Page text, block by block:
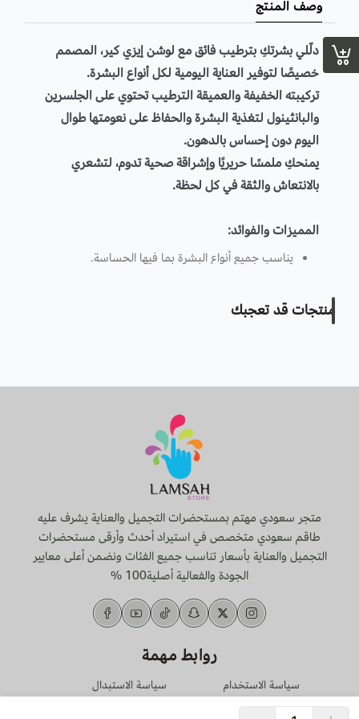
لأفضل النتائج، استخدميه بانتظام صباحًا ومساءً.
وصف المنتج
دلّلي بشرتكِ بترطيب فائق مع لوشن إيزي كير، المصمم
خصيصًا لتوفير العناية اليومية لكل أنواع البشرة.
تركيبته الخفيفة والعميقة الترطيب تحتوي علىالجلسرين
والبانثينول لتغذية البشرة والحفاظ على نعومتها طوال
اليوم دون إحساس بالدهون.
يمنحكِ ملمسًا حريريًا وإشراقة صحية تدوم، لتشعري
بالانتعاش والثقة في كل لحظة.
المميزات والفوائد:
يناسب جميع أنواع البشرة بما فيها الحساسة.
غني بالعناصر المغذية مثل
قوام خفيف سريع الامتصاص لا يترك ملمسًا دهنيًا.
ضعي كمية مناسبة من اللوشن على بشرة نظيفة وجافة،
ودلكي بلطف بحركات دائرية حتى الامتصاص الكامل.
لأفضل النتائج، استخدميه بانتظام صباحًا ومساءً.
منتجات قد تعجبك
متجر سعودي مهتم بمستحضرات التجميل والعناية يشرف عليه
طاقم سعودي متخصص في استيراد أحدث وأرقى مستحضرات
التجميل والعناية بأسعار تناسب جميع الفئات ونضمن أعلى معايير
الجودة والفعالية أصلية100 %
روابط مهمة
سياسة الاستخدام
والخصوصية
سياسة الاستبدال
والإسترجاع